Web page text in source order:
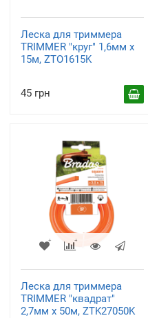
Леска для триммера
TRIMMER "круг" 1,6мм х
15м, ZTO1615K
45 грн
Леска для триммера
TRIMMER "квадрат"
2,7мм х 50м, ZTK27050K